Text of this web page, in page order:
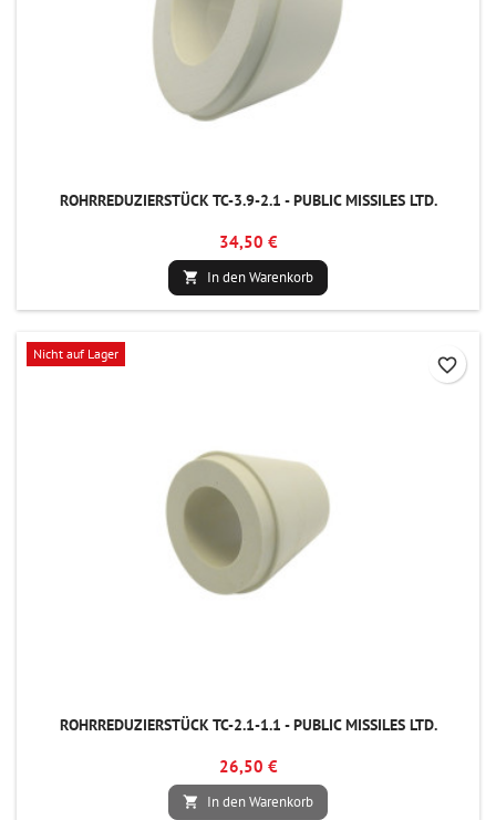
ROHRREDUZIERSTÜCK TC-3.9-2.1 - PUBLIC MISSILES LTD.
34,50 €
 In den Warenkorb
Nicht auf Lager
ROHRREDUZIERSTÜCK TC-2.1-1.1 - PUBLIC MISSILES LTD.
26,50 €
 In den Warenkorb
favorite_border